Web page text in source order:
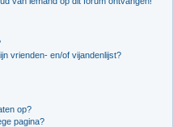
vrienden- en/of vijandenlijst?
op?
pagina?